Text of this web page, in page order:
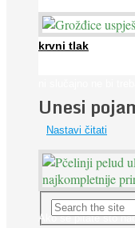
krvni tlak
...
Nastavi čitati
Ako se pitate što
Unesi